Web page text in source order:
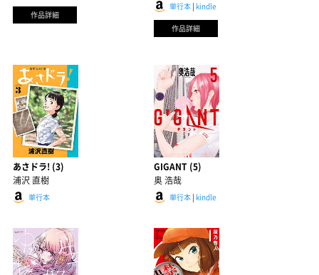
作品詳細
単行本| kindle
作品詳細
あさドラ! (3)
浦沢 直樹
単行本
GIGANT (5)
奥 浩哉
単行本| kindle